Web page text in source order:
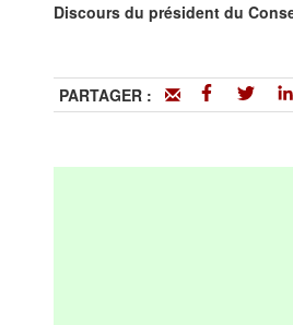
Discours du président du
PARTAGER :